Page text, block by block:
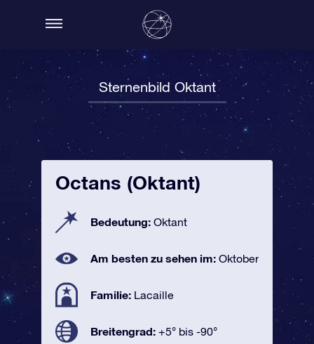
Sternenbild Oktant
Octans (Oktant)
Bedeutung: Oktant
Am besten zu sehen im: Oktober
Familie: Lacaille
Breitengrad: +5° bis -90°